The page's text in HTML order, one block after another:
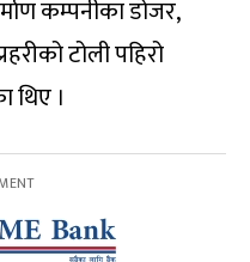
कम्पनीका डोजर,
टोली पहिरो
थिए ।